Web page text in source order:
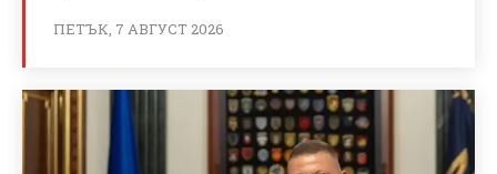
ПЕТЪК, 7 АВГУСТ 2026